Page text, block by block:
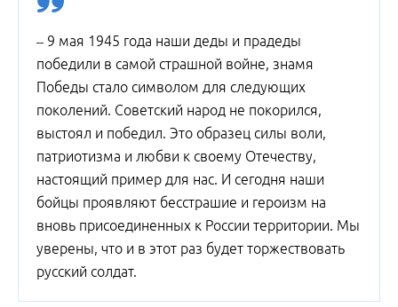
– 9 мая 1945 года наши деды и прадеды
победили в самой страшной войне, знамя
Победы стало символом для следующих
поколений. Советский народ не покорился,
выстоял и победил. Это образец силы воли,
патриотизма и любви к своему Отечеству,
настоящий пример для нас. И сегодня наши
бойцы проявляют бесстрашие и героизм на
вновь присоединенных к России территории. Мы
уверены, что и в этот раз будет торжествовать
русский солдат.